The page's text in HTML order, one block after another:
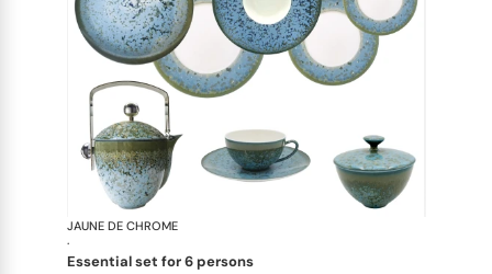
JAUNE DE CHROME
·
essential set for 6 persons